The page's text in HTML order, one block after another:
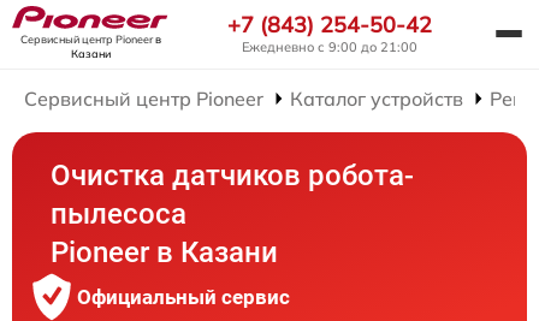
Сервисный центр Pioneerв
Казани
+7 (843) 254-50-42
Ежедневно с 9:00 до 21:00
Сервисный центр Pioneer Каталог устройств
Очистка датчиков робота-
пылесоса
Pioneer в Казани
Официальный сервис